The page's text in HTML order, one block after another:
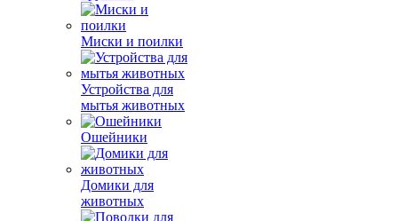
Миски и поилки
Устройства для
мытья животных
Ошейники
Домики для
животных